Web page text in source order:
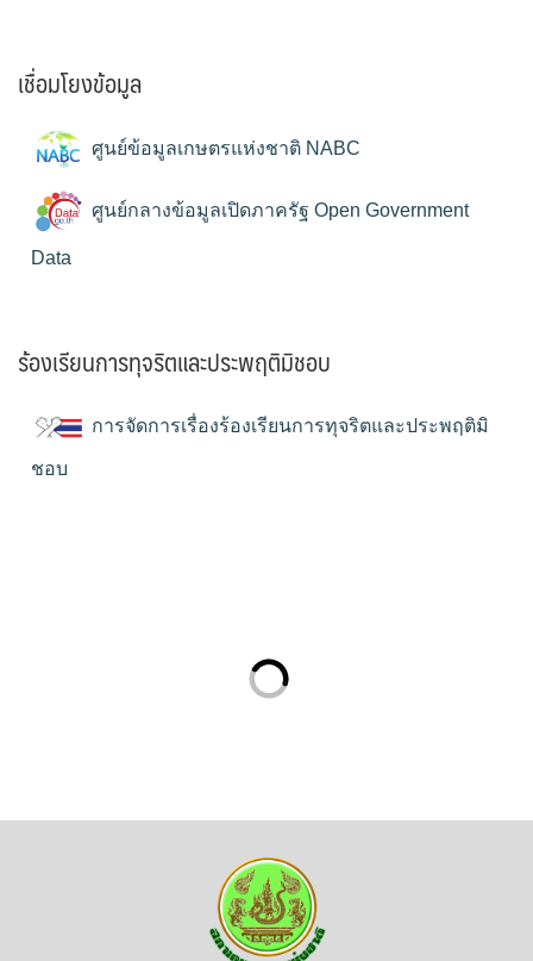
เชื่อมโยงข้อมูล
ศูนย์ข้อมูลเกษตรแห่งชาติ NABC
ศูนย์กลางข้อมูลเปิดภาครัฐ Open Government
Data
ร้องเรียนการทุจริตและประพฤติมิชอบ
การจัดการเรื่องร้องเรียนการทุจริตและประพฤติมิ
ชอบ